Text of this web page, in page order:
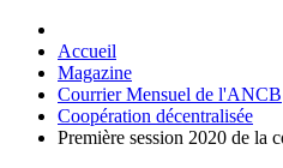
Accueil
Magazine
Courrier Mensuel de l'ANCB
Coopération décentralisée
Première session 2020 de la